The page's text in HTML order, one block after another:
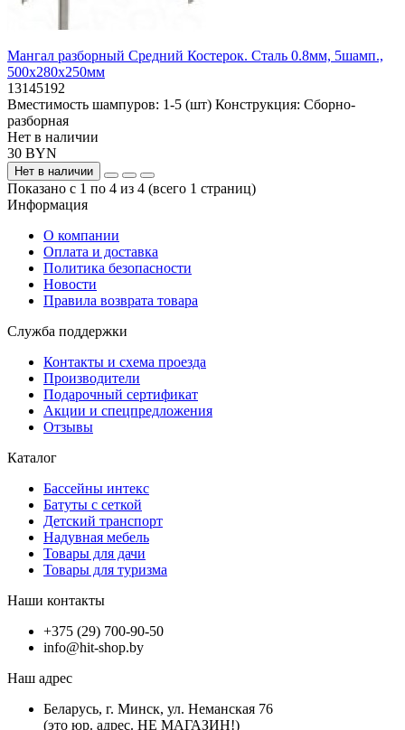
Мангал разборный Средний Костерок. Сталь 0.8мм, 5шамп.,
500х280х250мм
13145192
Вместимость шампуров: 1-5 (шт) Конструкция: Сборно-
разборная
Нет в наличии
30 BYN
Нет в наличии
Показано с 1 по 4 из 4 (всего 1 страниц)
Информация
О компании
Оплата и доставка
Политика безопасности
Новости
Правила возврата товара
Служба поддержки
Контакты и схема проезда
Производители
Подарочный сертификат
Акции и спецпредложения
Отзывы
Каталог
Бассейны интекс
Батуты с сеткой
Детский транспорт
Надувная мебель
Товары для дачи
Товары для туризма
Наши контакты
+375 (29) 700-90-50
info@hit-shop.by
Наш адрес
Беларусь, г. Минск, ул. Неманская 76
(это юр. адрес. НЕ МАГАЗИН!)